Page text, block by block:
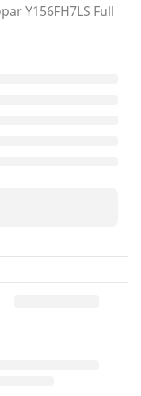
Y156FH7LS Full